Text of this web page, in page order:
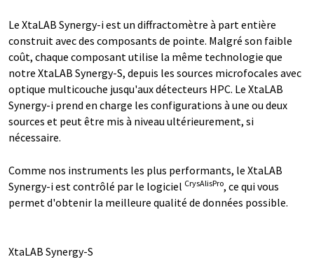
Le XtaLAB Synergy-i est un diffractomètre à part entière
construit avec des composants de pointe. Malgré son faible
coût, chaque composant utilise la même technologie que
notre XtaLAB Synergy-S, depuis les sources microfocales avec
optique multicouche jusqu'aux détecteurs HPC. Le XtaLAB
Synergy-i prend en charge les configurations à une ou deux
sources et peut être mis à niveau ultérieurement, si
nécessaire.
Comme nos instruments les plus performants, le XtaLAB
Synergy-i est contrôlé par le logiciel CrysAlisPro, ce qui vous
permet d'obtenir la meilleure qualité de données possible.
XtaLAB Synergy-S